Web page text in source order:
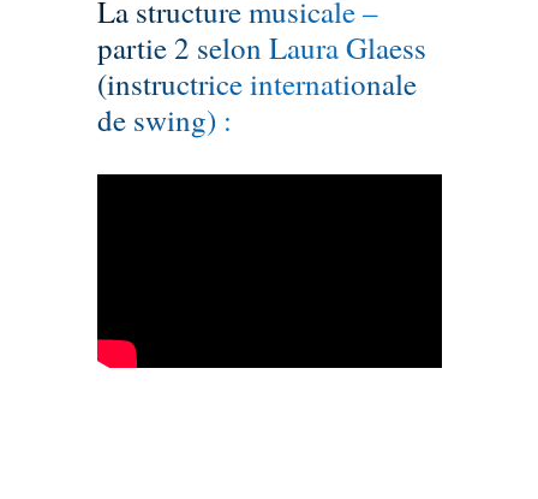
La structure musicale –
partie 2 selon Laura Glaess
(instructrice internationale
de swing) :